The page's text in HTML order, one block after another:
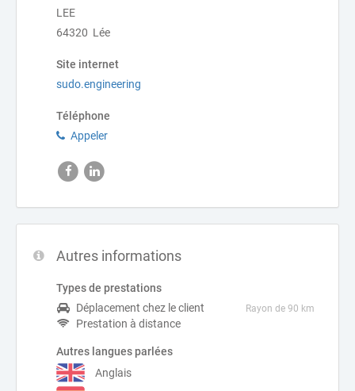
LEE
64320 Lée
Site internet
sudo.engineering
Téléphone
Appeler
Autres informations
Types de prestations
Déplacement chez le client
Rayon de 90 km
Prestation à distance
Autres langues parlées
Anglais